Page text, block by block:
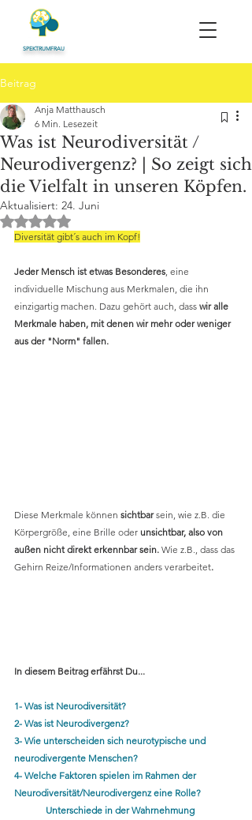
SPEKTRUMFRAU
Beitrag
Was ist Neurodiversität /
Neurodivergenz? | So zeigt sich
die Vielfalt in unseren Köpfen.
Anja Matthausch
6 Min. Lesezeit
Aktualisiert: 24. Juni
Mit NaN von 5 Sternen bewertet.
Diversität gibt´s auch im Kopf!
Jeder Mensch ist etwas Besonderes, eine
individuelle Mischung aus Merkmalen, die ihn
einzigartig machen. Dazu gehört auch, dass wir alle
Merkmale haben, mit denen wir mehr oder weniger
aus der "Norm" fallen.
Diese Merkmale können sichtbar sein, wie z.B. die
Körpergröße, eine Brille oder unsichtbar, also von
außen nicht direkt erkennbar sein. Wie z.B., dass das
Gehirn Reize/Informationen anders verarbeitet.
In diesem Beitrag erfährst Du...
1- Was ist Neurodiversität?
2- Was ist Neurodivergenz?
3- Wie unterscheiden sich neurotypische und
neurodivergente Menschen?
4- Welche Faktoren spielen im Rahmen der
Neurodiversität/Neurodivergenz eine Rolle?
Unterschiede in der Wahrnehmung